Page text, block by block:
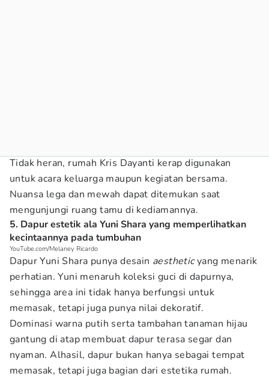
Tidak heran, rumah Kris Dayanti kerap digunakan
untuk acara keluarga maupun kegiatan bersama.
Nuansa lega dan mewah dapat ditemukan saat
mengunjungi ruang tamu di kediamannya.
5. Dapur estetik ala Yuni Shara yang memperlihatkan
kecintaannya pada tumbuhan
YouTube.com/Melaney Ricardo
Dapur Yuni Shara punya desain aestheticyang menarik
perhatian. Yuni menaruh koleksi guci di dapurnya,
sehingga area ini tidak hanya berfungsi untuk
memasak, tetapi juga punya nilai dekoratif.
Dominasi warna putih serta tambahan tanaman hijau
gantung di atap membuat dapur terasa segar dan
nyaman. Alhasil, dapur bukan hanya sebagai tempat
memasak, tetapi juga bagian dari estetika rumah.